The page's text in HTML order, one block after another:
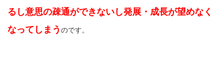
るし意思の疎通ができないし発展・成長が望めなく
なってしまう のです。